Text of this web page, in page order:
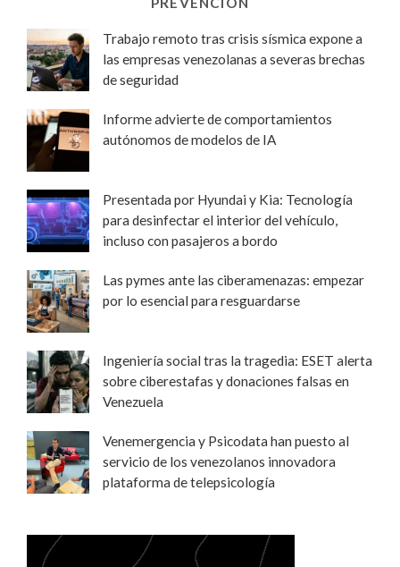
Trabajo remoto tras crisis sísmica expone a
las empresas venezolanas a severas brechas
de seguridad
Informe advierte de comportamientos
autónomos de modelos de IA
Presentada por Hyundai y Kia: Tecnología
para desinfectar el interior del vehículo,
incluso con pasajeros a bordo
Las pymes ante las ciberamenazas: empezar
por lo esencial para resguardarse
Ingeniería social tras la tragedia: ESET alerta
sobre ciberestafas y donaciones falsas en
Venezuela
Venemergencia y Psicodata han puesto al
servicio de los venezolanos innovadora
plataforma de telepsicología